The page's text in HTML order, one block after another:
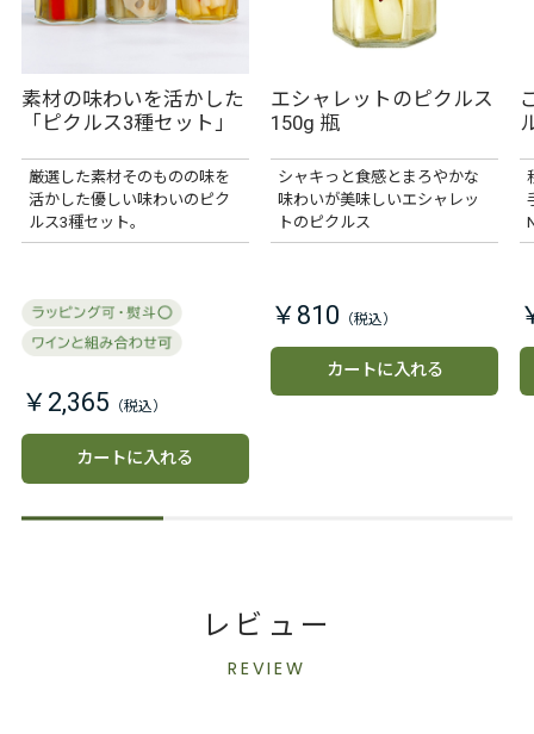
素材の味わいを活かした
「ピクルス3種セット」
厳選した素材そのものの味を
活かした優しい味わいのピク
ルス3種セット。
￥2,365
カートに入れる
エシャレットのピクルス
150g 瓶
シャキっと食感とまろやかな
味わいが美味しいエシャレッ
トのピクルス
￥810
カートに入れる
レビュー
REVIEW